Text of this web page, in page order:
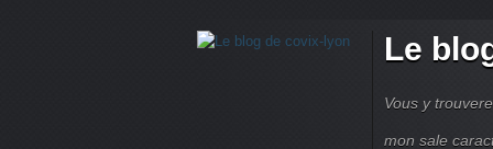
Le
Vous y
mon sale